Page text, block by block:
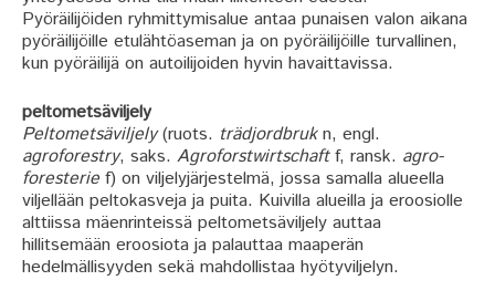
Pyöräilijöiden ryhmittymisalue antaa punaisen valon aikana
pyöräilijöille etulähtöaseman ja on pyöräilijöille turvallinen,
kun pyöräilijä on autoilijoiden hyvin havaittavissa.
peltometsäviljely
Peltometsäviljely(ruots. trädjordbrukn, engl.
agroforestry, saks. Agroforstwirtschaftf, ransk. agro-
foresterie f) on viljelyjärjestelmä, jossa samalla alueella
viljellään peltokasveja ja puita. Kuivilla alueilla ja eroosiolle
alttiissa mäenrinteissä peltometsäviljely auttaa
hillitsemään eroosiota ja palauttaa maaperän
hedelmällisyyden sekä mahdollistaa hyötyviljelyn.